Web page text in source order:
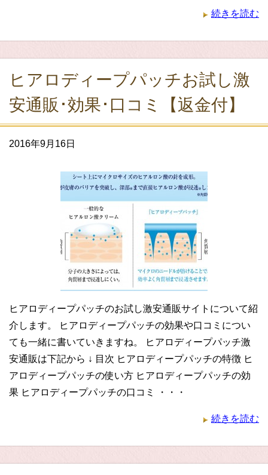
続きを読む
ヒアロディープパッチお試し激
安通販･効果･口コミ【返金付】
2016年9月16日
ヒアロディープパッチのお試し激安通販サイトについて紹
介します。 ヒアロディープパッチの効果や口コミについ
ても一緒に書いていきますね。 ヒアロディープパッチ激
安通販は下記から ↓ 目次 ヒアロディープパッチの特徴 ヒ
アロディープパッチの使い方 ヒアロディープパッチの効
果 ヒアロディープパッチの口コミ ・・・
続きを読む